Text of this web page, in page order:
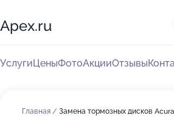
Apex.ru
УслугиЦеныФотоАкцииОтзывы
Главная / Замена тормозных дисков Acura